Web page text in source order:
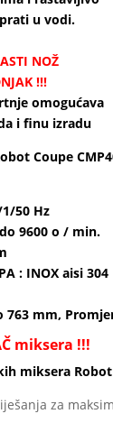
u vodi.
NOŽ
!!!
omogućava
i finu izradu
Coupe
50 Hz
do 9600 o / min.
: INOX aisi 304
763 mm,
miksera !!!
miksera
za